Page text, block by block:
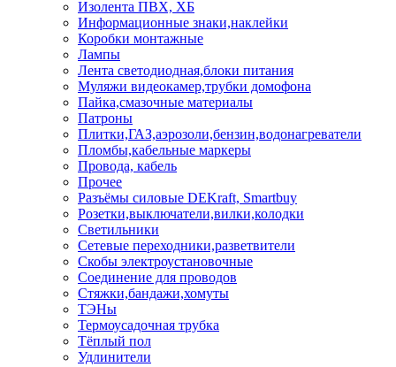
Изолента ПВХ, ХБ
Информационные знаки,наклейки
Коробки монтажные
Лампы
Лента светодиодная,блоки питания
Муляжи видеокамер,трубки домофона
Пайка,смазочные материалы
Патроны
Плитки,ГАЗ,аэрозоли,бензин,водонагреватели
Пломбы,кабельные маркеры
Провода, кабель
Прочее
Разъёмы силовые DEKraft, Smartbuy
Розетки,выключатели,вилки,колодки
Светильники
Сетевые переходники,разветвители
Скобы электроустановочные
Соединение для проводов
Стяжки,бандажи,хомуты
ТЭНы
Термоусадочная трубка
Тёплый пол
Удлинители